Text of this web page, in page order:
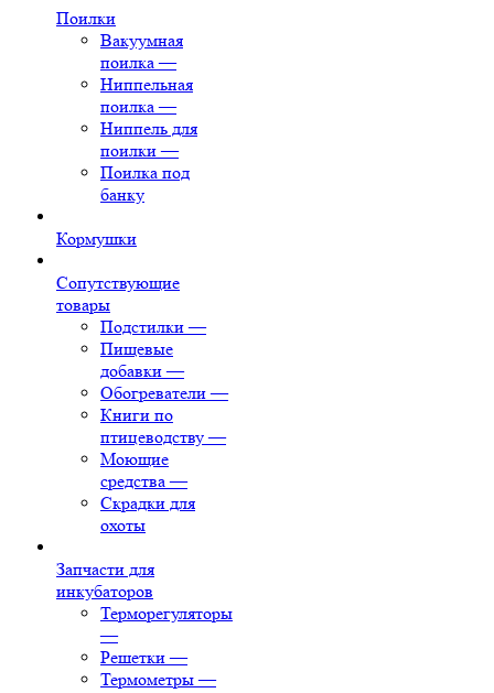
Поилки
Вакуумная
поилка —
Ниппельная
поилка —
Ниппель для
поилки —
Поилка под
банку
Кормушки
Сопутствующие
товары
Подстилки —
Пищевые
добавки —
Обогреватели —
Книги по
птицеводству —
Моющие
средства —
Скрадки для
охоты
Запчасти для
инкубаторов
Терморегуляторы
—
Решетки —
Термометры —